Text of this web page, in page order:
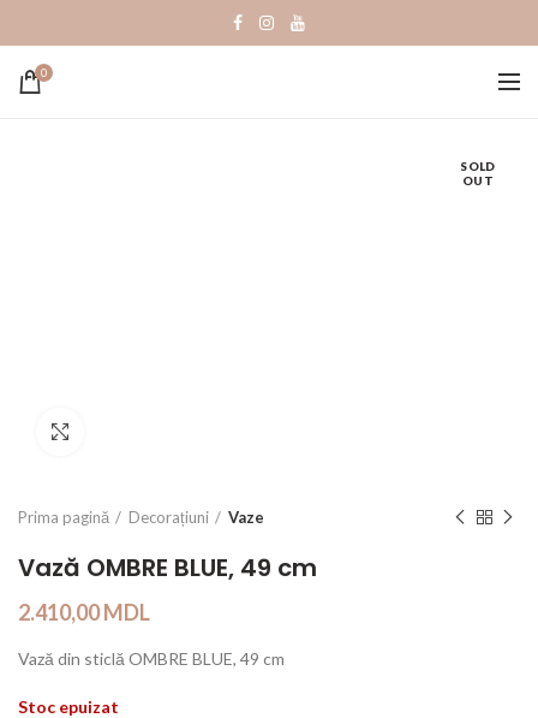
0
SOLD
OUT
Prima pagină Decorațiuni Vaze
Vază OMBRE BLUE, 49 cm
2.410,00MDL
Vază din sticlă OMBRE BLUE, 49 cm
Stoc epuizat